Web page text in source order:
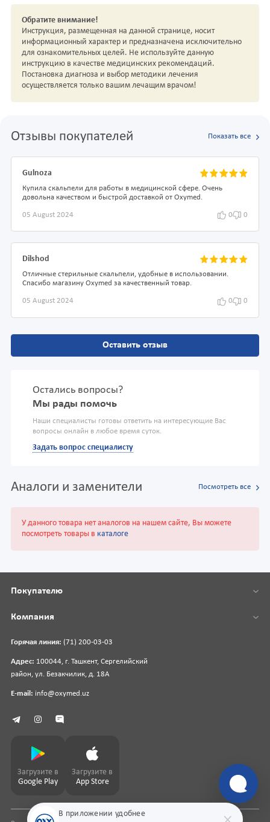
Обратите внимание!
Инструкция, размещенная на данной странице, носит
информационный характер и предназначена исключительно
для ознакомительных целей. Не используйте данную
инструкцию в качестве медицинских рекомендаций.
Постановка диагноза и выбор методики лечения
осуществляется только вашим лечащим врачом!
Отзывы покупателей Показать все
Gulnoza
Купила скальпели для работы в медицинской сфере. Очень
довольна качеством и быстрой доставкой от Oxymed.
05 August 2024 0 0
Dilshod
Отличные стерильные скальпели, удобные в использовании.
Спасибо магазину Oxymed за качественный товар.
05 August 2024 0 0
Оставить отзыв
Остались вопросы?
Мы рады помочь
Наши специалисты готовы ответить на интересующие Вас
вопросы онлайн в любое время суток.
Задать вопрос специалисту
Аналоги и заменители Посмотреть все
У данного товара нет аналогов на нашем сайте, Вы можете
посмотреть товары в каталоге
В приложении удобнее
Горячая линия: (71) 200-03-03
Адрес: 100044, г. Ташкент, Сергелийский
район, ул. Безакчилик, д. 18А
E-mail: info@oxymed.uz
Покупателю
Компания
Загрузите в
Google Play
Загрузите в
App Store